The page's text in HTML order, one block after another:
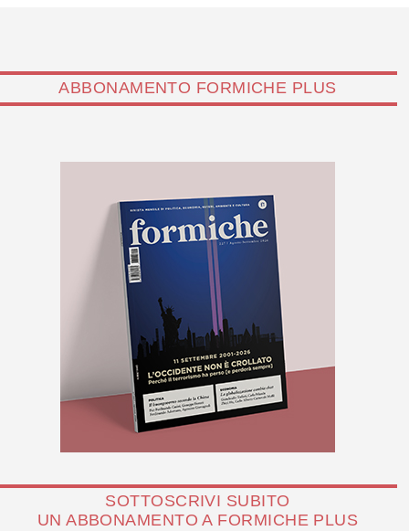
ABBONAMENTO FORMICHE PLUS
SOTTOSCRIVI SUBITO
UN ABBONAMENTO A FORMICHE PLUS